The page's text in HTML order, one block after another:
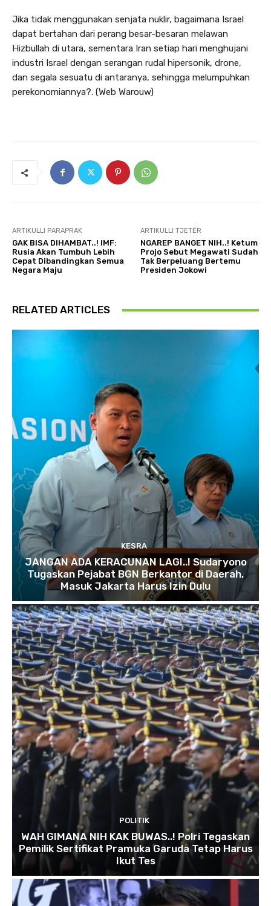
Jika tidak menggunakan senjata nuklir, bagaimana Israel
dapat bertahan dari perang besar-besaran melawan
Hizbullah di utara, sementara Iran setiap hari menghujani
industri Israel dengan serangan rudal hipersonik, drone,
dan segala sesuatu di antaranya, sehingga melumpuhkan
perekonomiannya?. (Web Warouw)
ARTIKULLI PARAPRAK
GAK BISA DIHAMBAT..! IMF:
Rusia Akan Tumbuh Lebih
Cepat Dibandingkan Semua
Negara Maju
ARTIKULLI TJETËR
NGAREP BANGET NIH..! Ketum
Projo Sebut Megawati Sudah
Tak Berpeluang Bertemu
Presiden Jokowi
RELATED ARTICLES
KESRA
JANGAN ADA KERACUNAN LAGI..! Sudaryono
Tugaskan Pejabat BGN Berkantor di Daerah,
Masuk Jakarta Harus Izin Dulu
POLITIK
WAH GIMANA NIH KAK BUWAS..! Polri Tegaskan
Pemilik Sertifikat Pramuka Garuda Tetap Harus
Ikut Tes